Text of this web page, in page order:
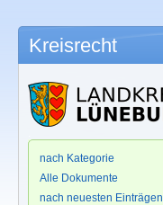
Kreisrecht
nach Kategorie
Alle Dokumente
nach neuesten Einträgen